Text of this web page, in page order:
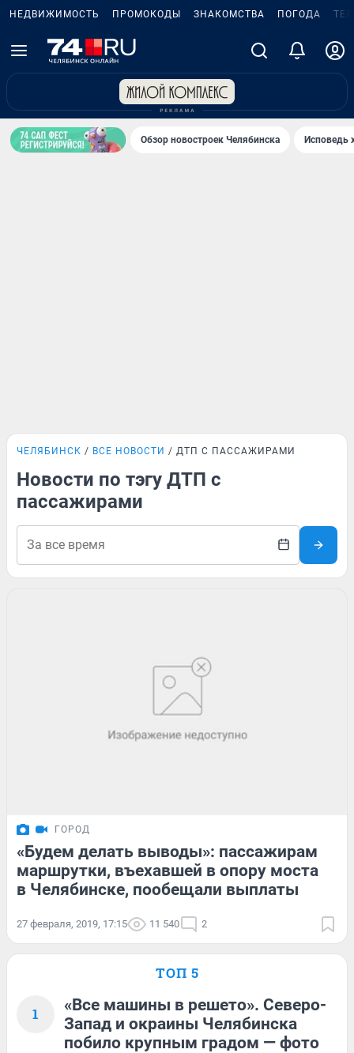
НЕДВИЖИМОСТЬ ПРОМОКОДЫ ЗНАКОМСТВА ПОГОДА
Обзор новостроек Челябинска Исповедь
ЧЕЛЯБИНСК ВСЕ НОВОСТИ ДТП С ПАССАЖИРАМИ
Новости по тэгу ДТП с
пассажирами
ГОРОД
«Будем делать выводы»: пассажирам
маршрутки, въехавшей в опору моста
в Челябинске, пообещали выплаты
27 февраля, 2019, 17:15 11 540 2
ТОП 5
1
«Все машины в решето». Северо-
Запад и окраины Челябинска
побило крупным градом — фото